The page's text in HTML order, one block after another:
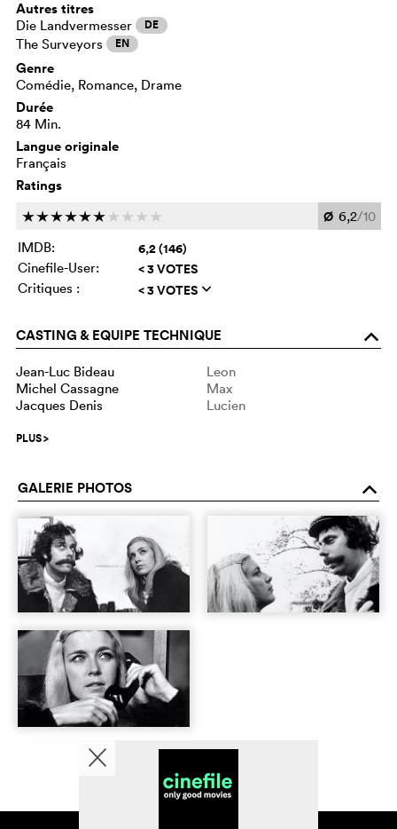
Autres titres
Die Landvermesser DE
The Surveyors EN
Genre
Comédie, Romance, Drame
Durée
84 Min.
Langue originale
Français
Ratings
cccccc c c c c Ø 6,2/10
IMDB:
6,2 (146)
Cinefile-User: < 3 VOTES
Critiques : < 3 VOTES q
CASTING & EQUIPE TECHNIQUE o
Jean-Luc Bideau
Leon
Michel Cassagne
Max
Jacques Denis
Lucien
PLUS>
GALERIE PHOTOS o